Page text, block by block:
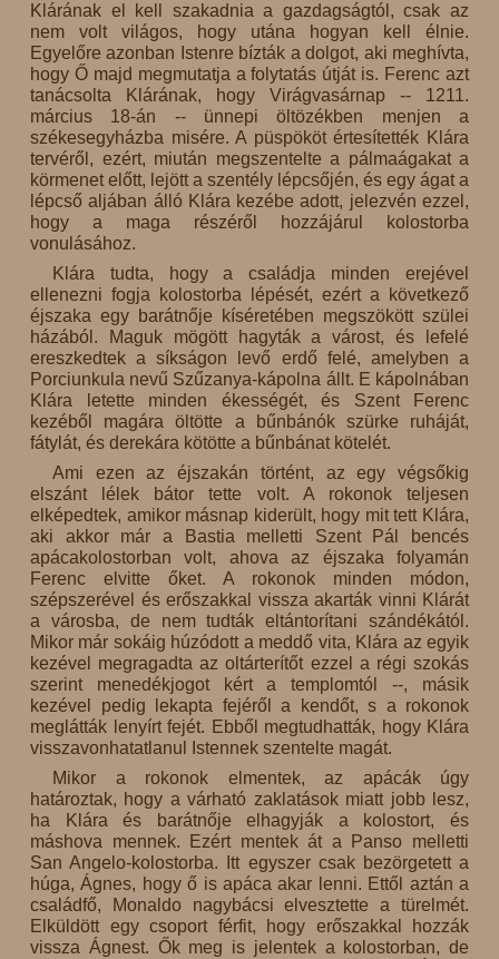
Klárának el kell szakadnia a gazdagságtól, csak az
nem volt világos, hogy utána hogyan kell élnie.
Egyelőre azonban Istenre bízták a dolgot, aki meghívta,
hogy Ő majd megmutatja a folytatás útját is. Ferenc azt
tanácsolta Klárának, hogy Virágvasárnap -- 1211.
március 18-án -- ünnepi öltözékben menjen a
székesegyházba misére. A püspököt értesítették Klára
tervéről, ezért, miután megszentelte a pálmaágakat a
körmenet előtt, lejött a szentély lépcsőjén, és egy ágat a
lépcső aljában álló Klára kezébe adott, jelezvén ezzel,
hogy a maga részéről hozzájárul kolostorba
vonulásához.
Klára tudta, hogy a családja minden erejével
ellenezni fogja kolostorba lépését, ezért a következő
éjszaka egy barátnője kíséretében megszökött szülei
házából. Maguk mögött hagyták a várost, és lefelé
ereszkedtek a síkságon levő erdő felé, amelyben a
Porciunkula nevű Szűzanya-kápolna állt. E kápolnában
Klára letette minden ékességét, és Szent Ferenc
kezéből magára öltötte a bűnbánók szürke ruháját,
fátylát, és derekára kötötte a bűnbánat kötelét.
Ami ezen az éjszakán történt, az egy végsőkig
elszánt lélek bátor tette volt. A rokonok teljesen
elképedtek, amikor másnap kiderült, hogy mit tett Klára,
aki akkor már a Bastia melletti Szent Pál bencés
apácakolostorban volt, ahova az éjszaka folyamán
Ferenc elvitte őket. A rokonok minden módon,
szépszerével és erőszakkal vissza akarták vinni Klárát
a városba, de nem tudták eltántorítani szándékától.
Mikor már sokáig húzódott a meddő vita, Klára az egyik
kezével megragadta az oltárterítőt ezzel a régi szokás
szerint menedékjogot kért a templomtól --, másik
kezével pedig lekapta fejéről a kendőt, s a rokonok
meglátták lenyírt fejét. Ebből megtudhatták, hogy Klára
visszavonhatatlanul Istennek szentelte magát.
Mikor a rokonok elmentek, az apácák úgy
határoztak, hogy a várható zaklatások miatt jobb lesz,
ha Klára és barátnője elhagyják a kolostort, és
máshova mennek. Ezért mentek át a Panso melletti
San Angelo-kolostorba. Itt egyszer csak bezörgetett a
húga, Ágnes, hogy ő is apáca akar lenni. Ettől aztán a
családfő, Monaldo nagybácsi elvesztette a türelmét.
Elküldött egy csoport férfit, hogy erőszakkal hozzák
vissza Ágnest. Ők meg is jelentek a kolostorban, de